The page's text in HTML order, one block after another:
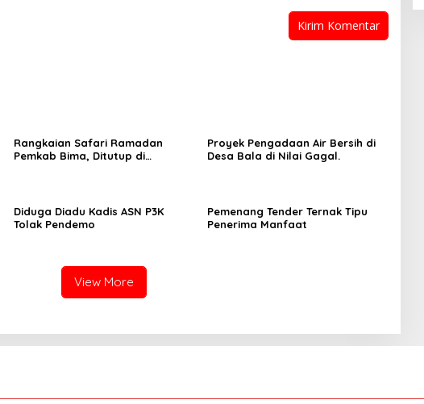
Rangkaian Safari Ramadan
Pemkab Bima, Ditutup di
Proyek Pengadaan Air Bersih di
Desa Bala di Nilai Gagal.
Diduga Diadu Kadis ASN P3K
Tolak Pendemo
Pemenang Tender Ternak Tipu
Penerima Manfaat
View More